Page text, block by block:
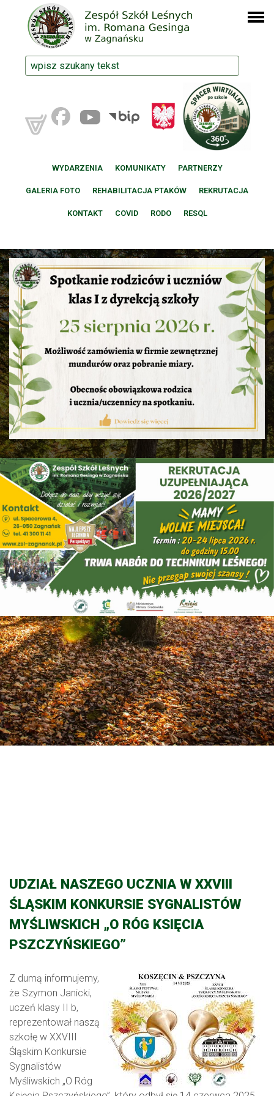
WYDARZENIA KOMUNIKATY PARTNERZY
GALERIA FOTO REHABILITACJA PTAKÓW REKRUTACJA
KONTAKT COVID RODO RESQL
UDZIAŁ NASZEGO UCZNIA W XXVIII
ŚLĄSKIM KONKURSIE SYGNALISTÓW
MYŚLIWSKICH „O RÓG KSIĘCIA
PSZCZYŃSKIEGO”
Z dumą informujemy,
że Szymon Janicki,
uczeń klasy II b,
reprezentował naszą
szkołę w XXVIII
Śląskim Konkursie
Sygnalistów
Myśliwskich „O Róg